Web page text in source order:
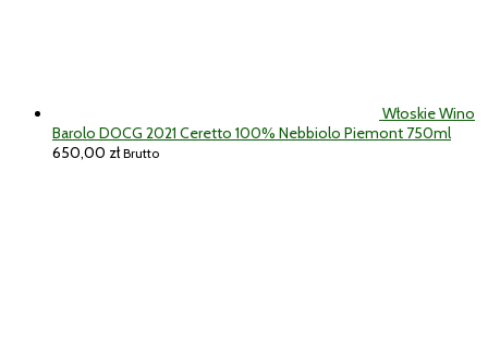
Włoskie Wino
Barolo DOCG 2021 Ceretto 100% Nebbiolo Piemont 750ml
650,00 zł Brutto